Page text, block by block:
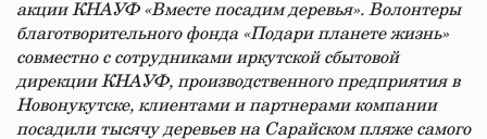
акции КНАУФ «Вместе посадим деревья». Волонтеры
благотворительного фонда «Подари планете жизнь»
совместно с сотрудниками иркутской сбытовой
дирекции КНАУФ, производственного предприятия в
Новонукутске, клиентами и партнерами компании
посадили тысячу деревьев на Сарайском пляже самого